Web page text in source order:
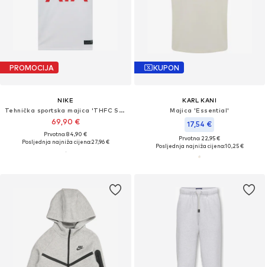
PROMOCIJA
NIKE
Tehnička sportska majica 'THFC STAD HM'
69,90 €
Prvotno: 84,90 €
Posljednja najniža cijena:27,96 €
KUPON
KARL KANI
Majica 'Essential'
17,54 €
Prvotno: 22,95 €
Posljednja najniža cijena:10,25 €